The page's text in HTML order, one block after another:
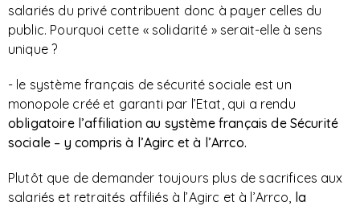
salariés du privé contribuent donc à payer celles du
public. Pourquoi cette « solidarité » serait-elle à sens
unique ?
- le système français de sécurité sociale est un
monopole créé et garanti par l’Etat, qui a rendu
obligatoire l’affiliation au système français de Sécurité
sociale – y compris à l’Agirc et à l’Arrco.
Plutôt que de demander toujours plus de sacrifices aux
salariés et retraités affiliés à l’Agirc et à l’Arrco, la